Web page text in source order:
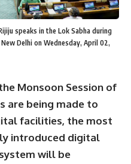
speaks in the Lok Sabha during
Delhi on Wednesday, April 02,
Monsoon Session of
are being made to
facilities, the most
introduced digital
will be